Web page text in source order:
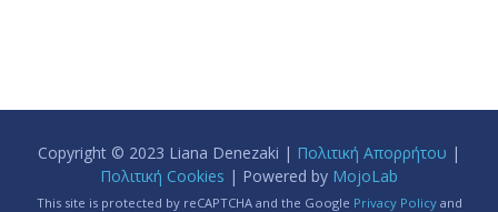
Copyright © 2023 Liana Denezaki | Πολιτική Απορρήτου |
Πολιτική Cookies | Powered by MojoLab
This site is protected by reCAPTCHA and the Google Privacy Policyand